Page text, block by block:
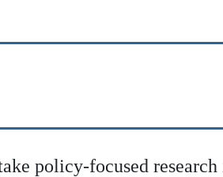
policy-focused